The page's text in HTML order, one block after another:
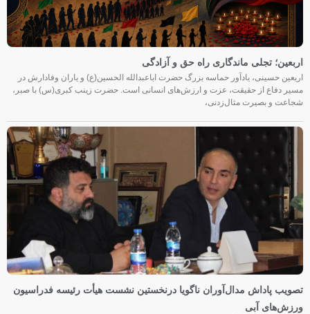
اربعین؛ تجلی ماندگاری راه حق و آزادگی
اربعین حسینی، یادآور حماسه بزرگ حضرت اباعبدالله الحسین(ع) و یاران وفادارش در
مسیر دفاع از حقیقت، عزت و ارزش‌های انسانی است. حضرت زینب کبری(س) با صبر،
شجاعت و بصیرت مثال‌زدنی،
تصویب پاداش مدال‌آوران ناگویا درنخستین نشست هیأت رئیسه فدراسیون
ورزش‌های آبی